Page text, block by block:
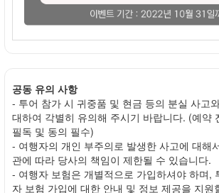
공동 유의 사항
- 투어 참가 시 귀중품 및 현금 등의 분실 사고
대하여 각별히 유의해 주시기 바랍니다. (예약
필독 및 동의 필수)
- 여행자의 개인 부주의로 발생한 사고에 대해
관에 따라 당사의 책임이 제한될 수 있습니다.
- 여행자 보험은 개별적으로 가입하셔야 하며,
자 보험 가입에 대한 안내 및 정보 제공을 지원